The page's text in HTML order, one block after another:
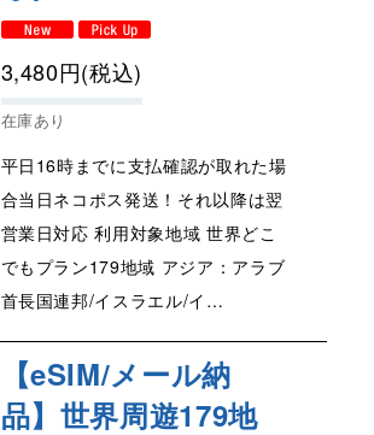
3,480円(税込)
在庫あり
平日16時までに支払確認が取れた場
合当日ネコポス発送！それ以降は翌
営業日対応 利用対象地域 世界どこ
でもプラン179地域 アジア：アラブ
首長国連邦/イスラエル/イ…
【eSIM/メール納
品】世界周遊179地